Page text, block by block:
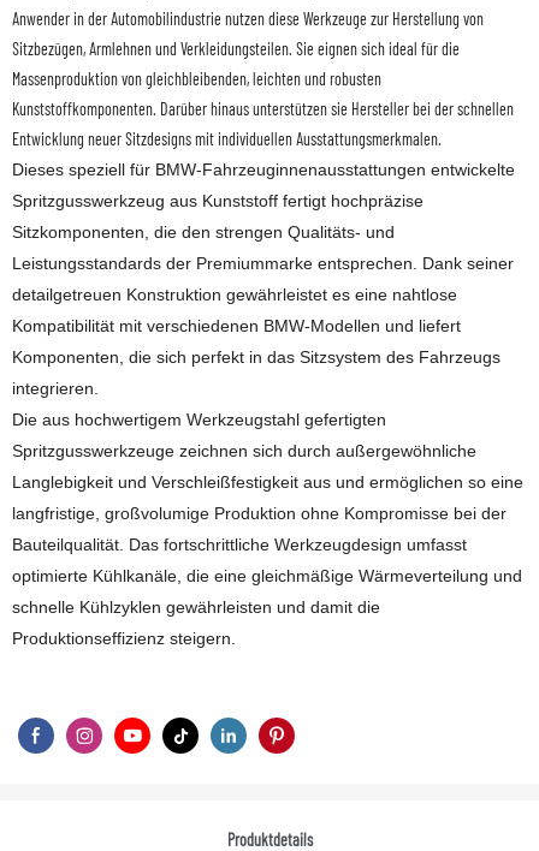
Anwender in der Automobilindustrie nutzen diese Werkzeuge zur Herstellung von
Sitzbezügen, Armlehnen und Verkleidungsteilen. Sie eignen sich ideal für die
Massenproduktion von gleichbleibenden, leichten und robusten
Kunststoffkomponenten. Darüber hinaus unterstützen sie Hersteller bei der schnellen
Entwicklung neuer Sitzdesigns mit individuellen Ausstattungsmerkmalen.
Dieses speziell für BMW-Fahrzeuginnenausstattungen entwickelte
Spritzgusswerkzeug aus Kunststoff fertigt hochpräzise
Sitzkomponenten, die den strengen Qualitäts- und
Leistungsstandards der Premiummarke entsprechen. Dank seiner
detailgetreuen Konstruktion gewährleistet es eine nahtlose
Kompatibilität mit verschiedenen BMW-Modellen und liefert
Komponenten, die sich perfekt in das Sitzsystem des Fahrzeugs
integrieren.
Die aus hochwertigem Werkzeugstahl gefertigten
Spritzgusswerkzeuge zeichnen sich durch außergewöhnliche
Langlebigkeit und Verschleißfestigkeit aus und ermöglichen so eine
langfristige, großvolumige Produktion ohne Kompromisse bei der
Bauteilqualität. Das fortschrittliche Werkzeugdesign umfasst
optimierte Kühlkanäle, die eine gleichmäßige Wärmeverteilung und
schnelle Kühlzyklen gewährleisten und damit die
Produktionseffizienz steigern.
Produktdetails